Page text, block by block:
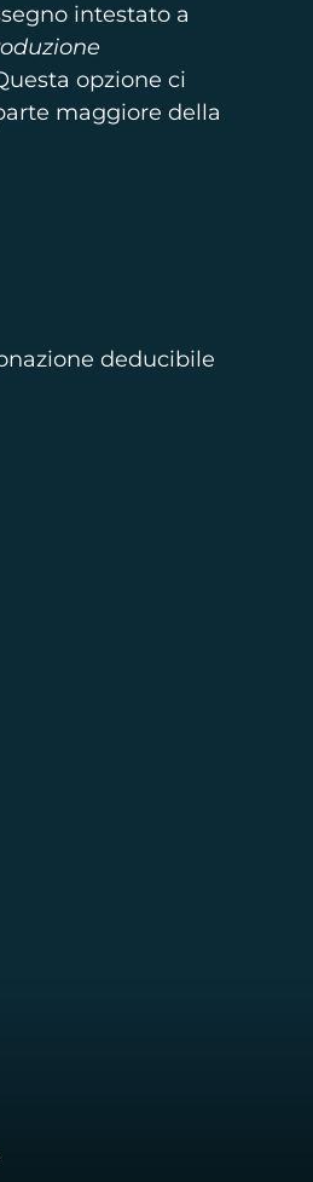
intestato a
opzione ci
maggiore della
deducibile